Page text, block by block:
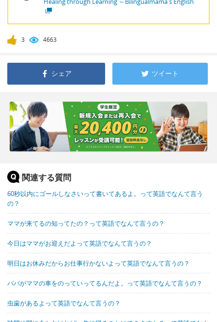
3 4663
シェア ツイート
関連する質問
60秒以内にゴールしなさいって書いてあるよ。って英語でなんて言う
の？
ママが来てるの知ってたの？って英語でなんて言うの？
今日はママがお迎えだよって英語でなんて言うの？
明日はお休みだからお仕事行かないよって英語でなんて言うの？
パパがママの車をのっていってるんだよ。って英語でなんて言うの？
虫歯があるよって英語でなんて言うの？